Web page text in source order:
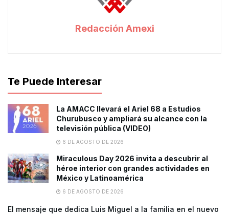
Redacción Amexi
Te Puede Interesar
La AMACC llevará el Ariel 68 a Estudios
Churubusco y ampliará su alcance con la
televisión pública (VIDEO)
6 DE AGOSTO DE 2026
Miraculous Day 2026 invita a descubrir al
héroe interior con grandes actividades en
México y Latinoamérica
6 DE AGOSTO DE 2026
El mensaje que dedica Luis Miguel a la familia en el nuevo